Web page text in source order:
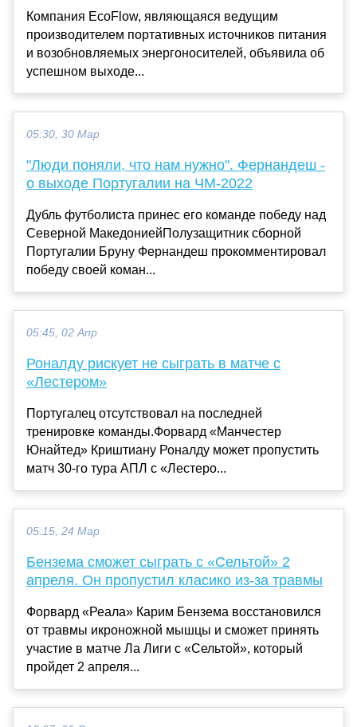
Компания EcoFlow, являющаяся ведущим
производителем портативных источников питания
и возобновляемых энергоносителей, объявила об
успешном выходе...
05:30, 30 Мар
"Люди поняли, что нам нужно". Фернандеш -
о выходе Португалии на ЧМ-2022
Дубль футболиста принес его команде победу над
Северной МакедониейПолузащитник сборной
Португалии Бруну Фернандеш прокомментировал
победу своей коман...
05:45, 02 Апр
Роналду рискует не сыграть в матче с
«Лестером»
Португалец отсутствовал на последней
тренировке команды.Форвард «Манчестер
Юнайтед» Криштиану Роналду может пропустить
матч 30-го тура АПЛ с «Лестеро...
05:15, 24 Мар
Бензема сможет сыграть с «Сельтой» 2
апреля. Он пропустил класико из-за травмы
Форвард «Реала» Карим Бензема восстановился
от травмы икроножной мышцы и сможет принять
участие в матче Ла Лиги с «Сельтой», который
пройдет 2 апреля...